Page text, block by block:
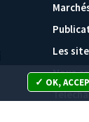
Les
Nous
OK,